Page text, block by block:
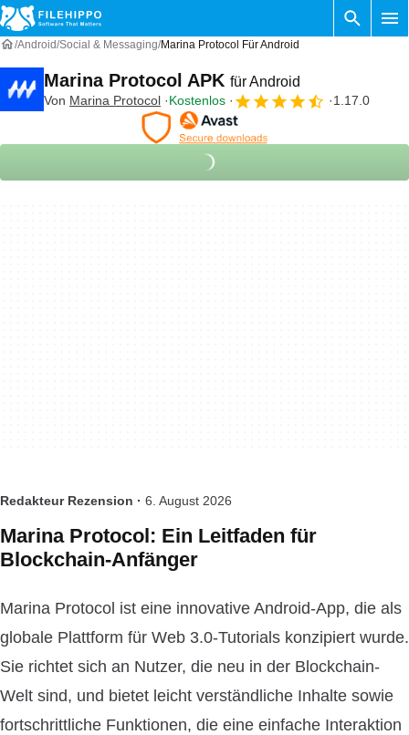
Android Social & Messaging Marina Protocol Für Android
Marina Protocol APK für Android
Von Marina Protocol Kostenlos 1.17.0
Redakteur Rezension · 6. August 2026
Marina Protocol: Ein Leitfaden für
Blockchain-Anfänger
Marina Protocol ist eine innovative Android-App, die als
globale Plattform für Web 3.0-Tutorials konzipiert wurde.
Sie richtet sich an Nutzer, die neu in der Blockchain-
Welt sind, und bietet leicht verständliche Inhalte sowie
fortschrittliche Funktionen, die eine einfache Interaktion